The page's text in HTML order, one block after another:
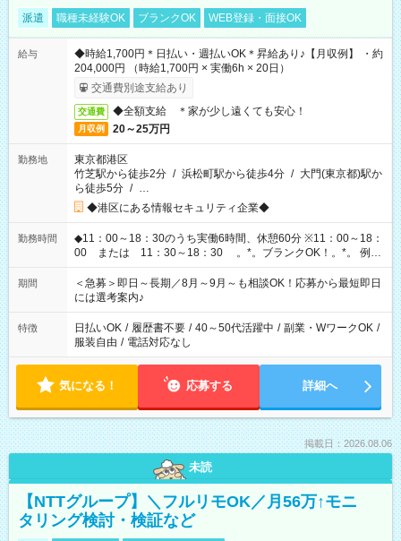
派遣 職種未経験OK ブランクOK WEB登録・面接OK
給与
◆時給1,700円＊日払い・週払いOK＊昇給あり♪【月収例】 ・約
204,000円 （時給1,700円 × 実働6h × 20日）
交通費別途支給あり
交通費 ◆全額支給 ＊家が少し遠くても安心！
月収例 20～25万円
勤務地
東京都港区
竹芝駅から徒歩2分 / 浜松町駅から徒歩4分 / 大門(東京都)駅か
ら徒歩5分 / …
◆港区にある情報セキュリティ企業◆
勤務時間
◆11：00～18：30のうち実働6時間、休憩60分 ※11：00～18：
00 または 11：30～18：30 。*。ブランクOK！。*。 例え
ば前職が、 在宅/財団法人/事務/コールセンター/受付/販売/カフェ
スタッフ スイーツ販売/ホテルフロント/化粧品販売/など 様々な
業界から入社して活躍されています♪
期間
＜急募＞即日～長期／8月～9月～も相談OK！応募から最短即日
には選考案内♪
特徴 日払いOK / 履歴書不要 / 40～50代活躍中 / 副業・WワークOK /
服装自由 / 電話対応なし
気になる！ 応募する 詳細へ
掲載日：2026.08.06
未読
【NTTグループ】＼フルリモOK／月56万↑モニ
タリング検討・検証など